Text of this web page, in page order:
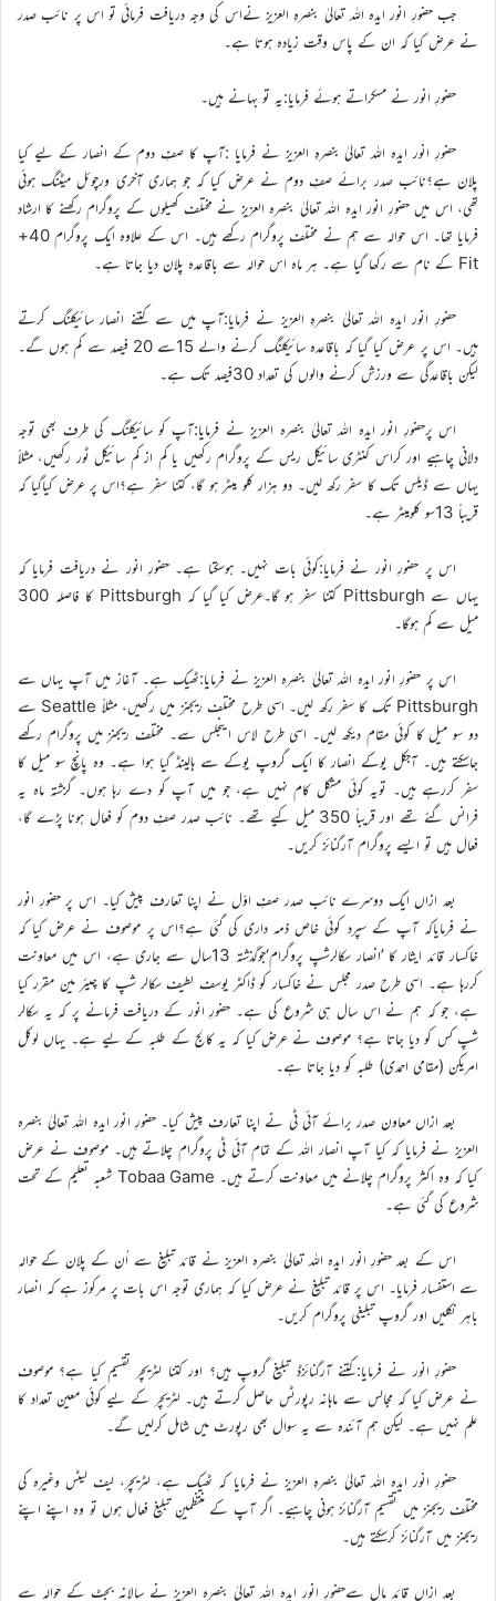
جب حضورِ انور ایدہ اللہ تعالیٰ بنصرہِ العزیز نےاس کی وجہ دریافت فرمائی تو اس پر نائب صدر
نے عرض کیا کہ ان کے پاس وقت زیادہ ہوتا ہے۔
حضورِ انور نے مسکراتے ہوئے فرمایا:یہ تو بہانے ہیں۔
حضورِ انور ایدہ اللہ تعالیٰ بنصرہِ العزیز نے فرمایا :آپ کا صفِ دوم کے انصار کے لیے کیا
پلان ہے؟نائب صدر برائے صفِ دوم نے عرض کیا کہ جو ہماری آخری ورچوئل میٹنگ ہوئی
تھی، اس میں حضورِ انور ایدہ اللہ تعالیٰ بنصرہ العزیز نے مختلف کھیلوں کے پروگرام رکھنے کا ارشاد
فرمایا تھا۔ اس حوالہ سے ہم نے مختلف پروگرام رکھے ہیں۔ اس کے علاوہ ایک پروگرام 40+
Fit کے نام سے رکھا گیا ہے۔ ہر ماہ اس حوالہ سے باقاعدہ پلان دیا جاتا ہے۔
حضورِ انور ایدہ اللہ تعالیٰ بنصرہِ العزیز نے فرمایا:آپ میں سے کتنے انصار سائیکلنگ کرتے
ہیں۔ اس پر عرض کیا گیا کہ باقاعدہ سائیکلنگ کرنے والے 15سے 20 فیصد سے کم ہوں گے۔
لیکن باقاعدگی سے ورزش کرنے والوں کی تعداد 30فیصد تک ہے۔
اس پرحضورِ انور ایدہ اللہ تعالیٰ بنصرہ العزیز نے فرمایا:آپ کو سائیکلنگ کی طرف بھی توجہ
دلانی چاہیے اور کراس کنٹری سائیکل ریس کے پروگرام رکھیں یا کم از کم سائیکل ٹور رکھیں، مثلاً
یہاں سے ڈیلس تک کا سفر رکھ لیں۔ دو ہزار کلو میٹر ہو گا، کتنا سفر ہے؟اس پر عرض کیاگیا کہ
قریباً 13سو کلومیٹر ہے۔
اس پر حضورِ انور نے فرمایا:کوئی بات نہیں۔ ہوسکتا ہے۔ حضورِ انور نے دریافت فرمایا کہ
یہاں سے Pittsburgh کتنا سفر ہو گا۔عرض کیا گیا کہ Pittsburgh کا فاصلہ 300
میل سے کم ہوگا۔
اس پر حضورِ انور ایدہ اللہ تعالیٰ بنصرہ العزیز نے فرمایا:ٹھیک ہے۔ آغاز میں آپ یہاں سے
Pittsburgh تک کا سفر رکھ لیں۔ اسی طرح مختلف ریجنز میں رکھیں، مثلاً Seattle سے
دو سو میل کا کوئی مقام دیکھ لیں۔ اسی طرح لاس اینجلس سے۔ مختلف ریجنز میں پروگرام رکھے
جاسکتے ہیں۔ آجکل یوکے انصار کا ایک گروپ یوکے سے ہالینڈ گیا ہوا ہے۔ وہ پانچ سو میل کا
سفر کررہے ہیں۔ تویہ کوئی مشکل کام نہیں ہے، جو میں آپ کو دے رہا ہوں۔ گزشتہ ماہ یہ
فرانس گئے تھے اور قریباً 350 میل کیے تھے۔ نائب صدر صفِ دوم کو فعال ہونا پڑے گا،
فعال ہیں تو ایسے پروگرام آرگنائز کریں۔
بعد ازاں ایک دوسرے نائب صدر صفِ اوّل نے اپنا تعارف پیش کیا۔ اس پر حضورِ انور
نے فرمایاکہ آپ کے سپرد کوئی خاص ذمہ داری کی گئی ہے؟اس پر موصوف نے عرض کیا کہ
خاکسار قائد ایثار کا ’انصار سکالرشپ پروگرام‘جوگذشتہ 13سال سے جاری ہے، اس میں معاونت
کررہا ہے۔ اسی طرح صدر مجلس نے خاکسار کو ڈاکٹر یوسف لطیف سکالر شپ کا چیئر مین مقرر کیا
ہے، جو کہ ہم نے اس سال ہی شروع کی ہے۔ حضورِ انور کے دریافت فرمانے پر کہ یہ سکالر
شپ کس کو دیا جاتا ہے؟ موصوف نے عرض کیا کہ یہ کالج کے طلبہ کے لیے ہے۔ یہاں لوکل
امریکن (مقامی احمدی) طلبہ کو دیا جاتا ہے۔
بعد ازاں معاون صدر برائے آئی ٹی نے اپنا تعارف پیش کیا۔ حضورِ انور ایدہ اللہ تعالیٰ بنصرہ
العزیز نے فرمایا کہ کیا آپ انصار اللہ کے تمام آئی ٹی پروگرام چلاتے ہیں۔ موصوف نے عرض
کیا کہ وہ اکثر پروگرام چلانے میں معاونت کرتے ہیں۔ Tobaa Game شعبہ تعلیم کے تحت
شروع کی گئی ہے۔
اس کے بعد حضورِ انور ایدہ اللہ تعالیٰ بنصرہ العزیز نے قائد تبلیغ سے اُن کے پلان کے حوالہ
سے استفسار فرمایا۔ اس پر قائد تبلیغ نے عرض کیا کہ ہماری توجہ اس بات پر مرکوز ہے کہ انصار
باہر نکلیں اور گروپ تبلیغی پروگرام کریں۔
حضورِ انور نے فرمایا:کتنے آرگنائزڈ تبلیغ گروپ ہیں؟ اور کتنا لٹریچر تقسیم کیا ہے؟ موصوف
نے عرض کیا کہ مجالس سے ماہانہ رپورٹس حاصل کرتے ہیں۔ لٹریچر کے لیے کوئی معین تعداد کا
علم نہیں ہے۔ لیکن ہم آئندہ سے یہ سوال بھی رپورٹ میں شامل کرلیں گے۔
حضورِ انور ایدہ اللہ تعالیٰ بنصرہِ العزیز نے فرمایا کہ ٹھیک ہے، لٹریچر، لیف لیٹس وغیرہ کی
مختلف ریجنز میں تقسیم آرگنائز ہونی چاہیے۔ اگر آپ کے منتظمینِ تبلیغ فعال ہوں تو وہ اپنے اپنے
ریجنز میں آرگنائز کرسکتے ہیں۔
بعد ازاں قائد مال سےحضورِ انور ایدہ اللہ تعالیٰ بنصرہ العزیز نے سالانہ بجٹ کے حوالہ سے